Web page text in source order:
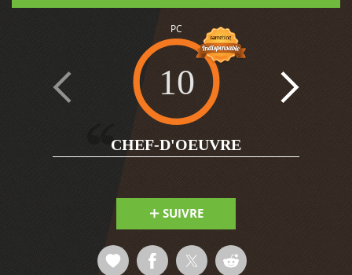
PC
10
CHEF-D'OEUVRE
SUIVRE